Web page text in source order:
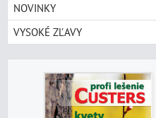
NOVINKY
VYSOKÉ ZĽAVY